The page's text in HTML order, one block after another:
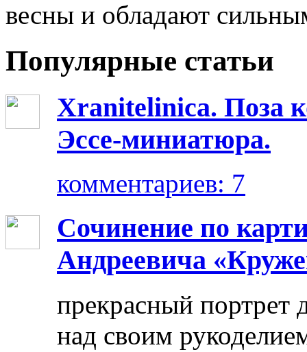
весны и обладают
Популярные статьи
Xranitelinica. Поза
Эссе-миниатюра.
комментариев: 7
Сочинение по
Андреевича
прекрасный портрет
над своим